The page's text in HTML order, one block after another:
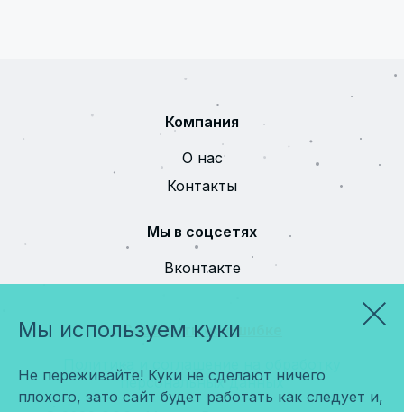
Компания
О нас
Контакты
Мы в соцсетях
Вконтакте
Сообщить об ошибке
персональных данных
Мы используем куки
Не переживайте! Куки не сделают ничего
плохого, зато сайт будет работать как следует и,